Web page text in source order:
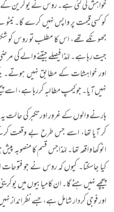
خواہش کی گئی ہے۔ روس نے یوکرین کے
کو کسی قیمت پر واپس نہیں کرے گا۔
جھونکے تھے، اس کا مطلب تو روس کو
جیت رہا ہے۔ لہٰذا فیصلے جیتنے والے کی
اور خواہشات کے مطابق نہیں
نہیں آیا۔ جو کیمپ مطالبہ کررہا ہے، اسے
ہارنے والوں کے غرور اور تکبر کی حالت
کر آیا تھا، اسے جس طرح بے وقعت
انوکھا واقعہ تھا۔ لہٰذاجس قسم کا
کیا جاسکتا۔ کیوں کہ روس نے جو فتوحات
پیچھے نہیں ہٹے گا۔ ان کامیابیوں میں
اور فوجی کردار شامل ہے، جسے نظرانداز